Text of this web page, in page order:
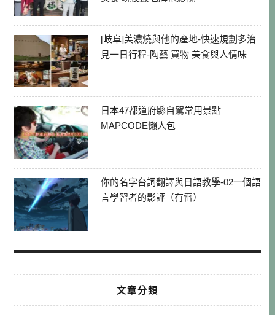
[岐阜]美濃燒與他的產地-快速規劃多治
見一日行程-陶藝 買物 美食與人情味
日本47都道府縣自駕常用景點
MAPCODE懶人包
你的名字台詞翻譯與日語教學-02一個語
言學習者的影評（有雷）
文章分類